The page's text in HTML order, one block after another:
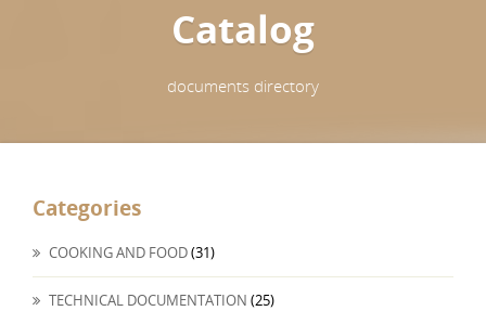
Catalog
documents directory
Categories
COOKING AND FOOD(31)
TECHNICAL DOCUMENTATION (25)